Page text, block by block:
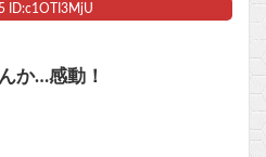
ID:c1OTI3MjU
か…感動！